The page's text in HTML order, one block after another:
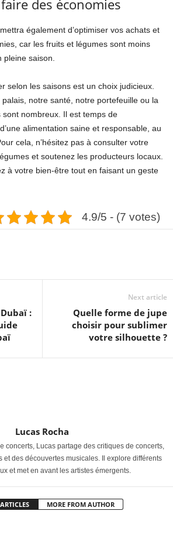
des économies
également d’optimiser vos achats et
car les fruits et légumes sont moins
pleine saison.
selon les saisons est un choix judicieux.
notre santé, notre portefeuille ou la
nombreux. Il est temps de
alimentation saine et responsable, au
cela, n’hésitez pas à consulter votre
et soutenez les producteurs locaux.
à votre bien-être tout en faisant un geste
4.9/5 - (7 votes)
:
Next article
Quelle forme de jupe
choisir pour sublimer
votre silhouette ?
Lucas Rocha
concerts, Lucas partage des critiques de concerts,
et des découvertes musicales. Il explore différents
et met en avant les artistes émergents.
MORE FROM AUTHOR